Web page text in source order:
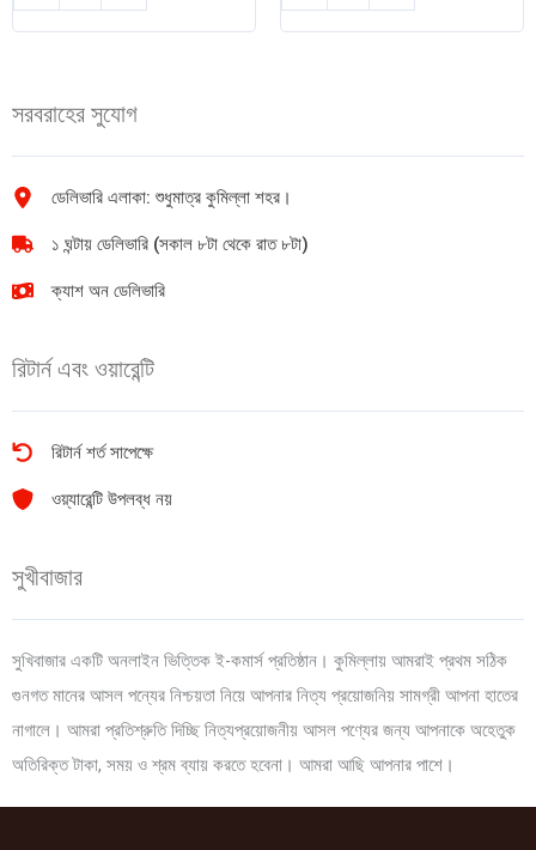
কুল
পাউডার
100gm
টুথপেস্ট
Fresh
সরবরাহের সুযোগ
ডেলিভারি এলাকা: শুধুমাত্র কুমিল্লা শহর।
১ ঘন্টায় ডেলিভারি (সকাল ৮টা থেকে রাত ৮টা)
ক্যাশ অন ডেলিভারি
রিটার্ন এবং ওয়ারেন্টি
রিটার্ন শর্ত সাপেক্ষে
ওয়্যারেন্টি উপলব্ধ নয়
সুখীবাজার
সুখিবাজার একটি অনলাইন ভিত্তিক ই-কমার্স প্রতিষ্ঠান। কুমিল্লায় আমরাই প্রথম সঠিক
গুনগত মানের আসল পন্যের নিশ্চয়তা নিয়ে আপনার নিত্য প্রয়োজনিয় সামগ্রী আপনা হাতের
নাগালে। আমরা প্রতিশ্রুতি দিচ্ছি নিত্যপ্রয়োজনীয় আসল পণ্যের জন্য আপনাকে অহেতুক
অতিরিক্ত টাকা, সময় ও শ্রম ব্যায় করতে হবেনা। আমরা আছি আপনার পাশে।